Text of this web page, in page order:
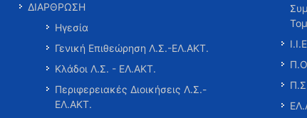
ΔΙΑΡΘΡΩΣΗ
Ηγεσία
Γενική Επιθεώρηση Λ.Σ.-ΕΛ.ΑΚΤ.
Κλάδοι Λ.Σ. - ΕΛ.ΑΚΤ.
Περιφερειακές Διοικήσεις Λ.Σ.-
ΕΛ.ΑΚΤ.